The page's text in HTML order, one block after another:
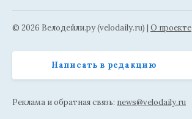
© 2026 Велодейли.ру (velodaily.ru) | О проекте
Написать в редакцию
Реклама и обратная связь: news@velodaily.ru